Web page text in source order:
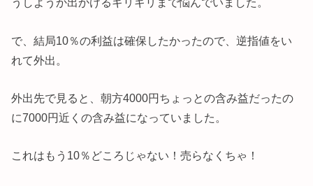
で、結局10％の利益は確保したかったので、逆指値をい
れて外出。
外出先で見ると、朝方4000円ちょっとの含み益だったの
に7000円近くの含み益になっていました。
これはもう10％どころじゃない！売らなくちゃ！